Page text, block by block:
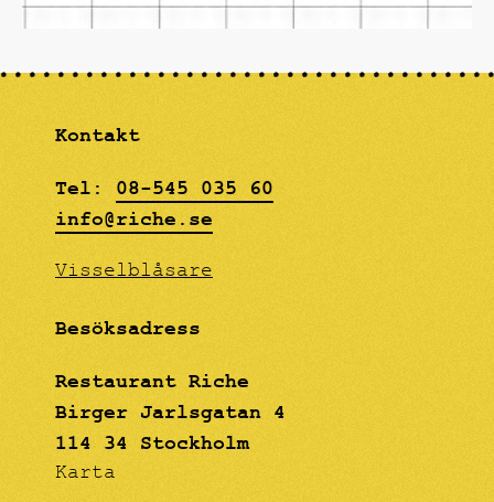
Kontakt
Tel: 08-545 035 60
info@riche.se
Visselblåsare
Besöksadress
Restaurant Riche
Birger Jarlsgatan 4
114 34 Stockholm
Karta